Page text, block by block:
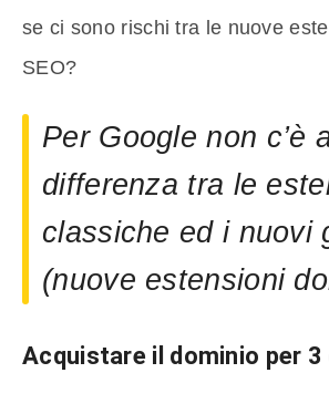
se ci sono rischi tra le nuove
SEO?
Per Google non c’è
differenza tra le
classiche ed i nuovi
(nuove estensioni
Acquistare il dominio per 3